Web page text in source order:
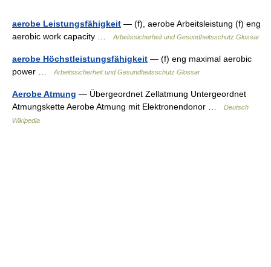
aerobe Leistungsfähigkeit — (f), aerobe Arbeitsleistung (f) eng
aerobic work capacity …
Arbeitssicherheit und Gesundheitsschutz Glossar
aerobe Höchstleistungsfähigkeit — (f) eng maximal aerobic
power …
Arbeitssicherheit und Gesundheitsschutz Glossar
Aerobe Atmung — Übergeordnet Zellatmung Untergeordnet
Atmungskette Aerobe Atmung mit Elektronendonor …
Deutsch
Wikipedia